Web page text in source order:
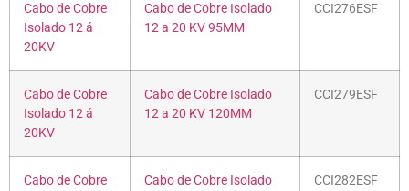
Cabo de Cobre
Isolado 12 á
20KV
Cabo de Cobre Isolado
12 a 20 KV 95MM
CCI276ESF
Cabo de Cobre
Isolado 12 á
20KV
Cabo de Cobre Isolado
12 a 20 KV 120MM
CCI279ESF
Cabo de Cobre
Cabo de Cobre Isolado
CCI282ESF